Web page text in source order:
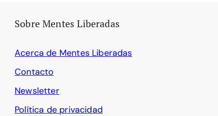
Sobre Mentes Liberadas
Acerca de Mentes Liberadas
Contacto
Newsletter
Política de privacidad